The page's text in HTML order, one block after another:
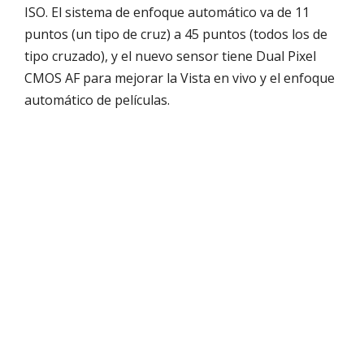
ISO. El sistema de enfoque automático va de 11
puntos (un tipo de cruz) a 45 puntos (todos los de
tipo cruzado), y el nuevo sensor tiene Dual Pixel
CMOS AF para mejorar la Vista en vivo y el enfoque
automático de películas.